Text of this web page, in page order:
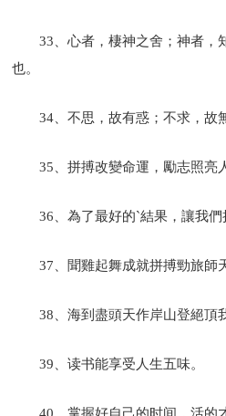
33、心者，棲神之舍；神者，
也。
34、不思，故有惑；不求，故
35、拼搏改變命運，勵志照亮
36、為了最好的`結果，讓我們
37、聞雞起舞成就拼搏勁旅師
38、海到盡頭天作岸山登絕頂
39、读书能享受人生五味。
40、掌握好自己的时间，活的